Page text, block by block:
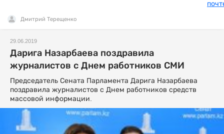
Дмитрий Терещенко
29.06.2019
Дарига Назарбаева поздравила
журналистов с Днем работников СМИ
Председатель Сената Парламента Дарига Назарбаева
поздравила журналистов с Днем работников средств
массовой информации.